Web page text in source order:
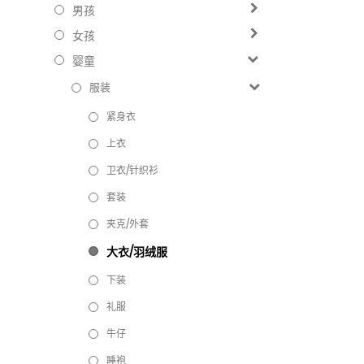
男孩
女孩
婴童
服装
紧身衣
上衣
卫衣/针织衫
套装
夹克/外套
大衣/羽绒服
下装
礼服
牛仔
睡袍